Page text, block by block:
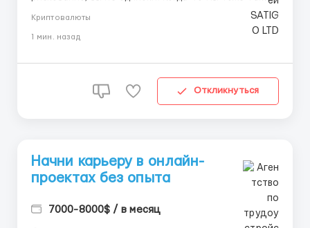
превращает криптовалюту в стабильный источник
дохода. Мы — команда экспертов с 6-летним
Криптовалюты
1 мин. назад
Откликнуться
Начни карьеру в онлайн-
проектах без опыта
7000-8000$ / в месяц